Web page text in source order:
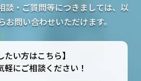
談・ご質問等につきましては、以
お問い合わせいただけます。
たい方はこちら】
軽にご相談ください！